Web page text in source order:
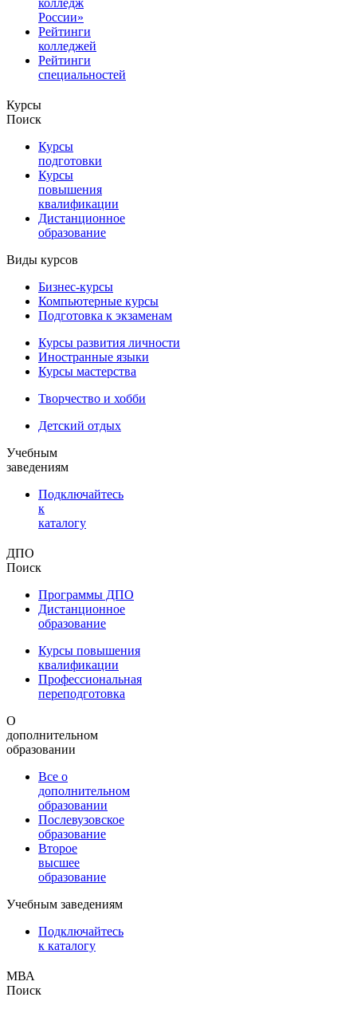
России»
Рейтинги
колледжей
Рейтинги
специальностей
Курсы
Поиск
Курсы
подготовки
Курсы
повышения
квалификации
Дистанционное
образование
Виды курсов
Бизнес-курсы
Компьютерные курсы
Подготовка к экзаменам
Курсы развития личности
Иностранные языки
Курсы мастерства
Творчество и хобби
Детский отдых
Учебным
заведениям
Подключайтесь
к
каталогу
ДПО
Поиск
Программы ДПО
Дистанционное
образование
Курсы повышения
квалификации
Профессиональная
переподготовка
О
дополнительном
образовании
Все о
дополнительном
образовании
Послевузовское
образование
Второе
высшее
образование
Учебным заведениям
Подключайтесь
к каталогу
МВА
Поиск